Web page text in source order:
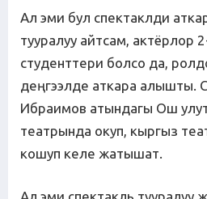
Ал эми бул спектаклди
тууралуу айтсам, актёрлор
студенттери болсо да,
деңгээлде аткара алышты.
Ибраимов атындагы Ош
театрында окуп, кыргыз
кошуп келе жатышат.